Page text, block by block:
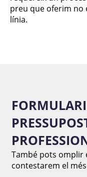
preu que oferim no
línia.
També pots omplir
contestarem el